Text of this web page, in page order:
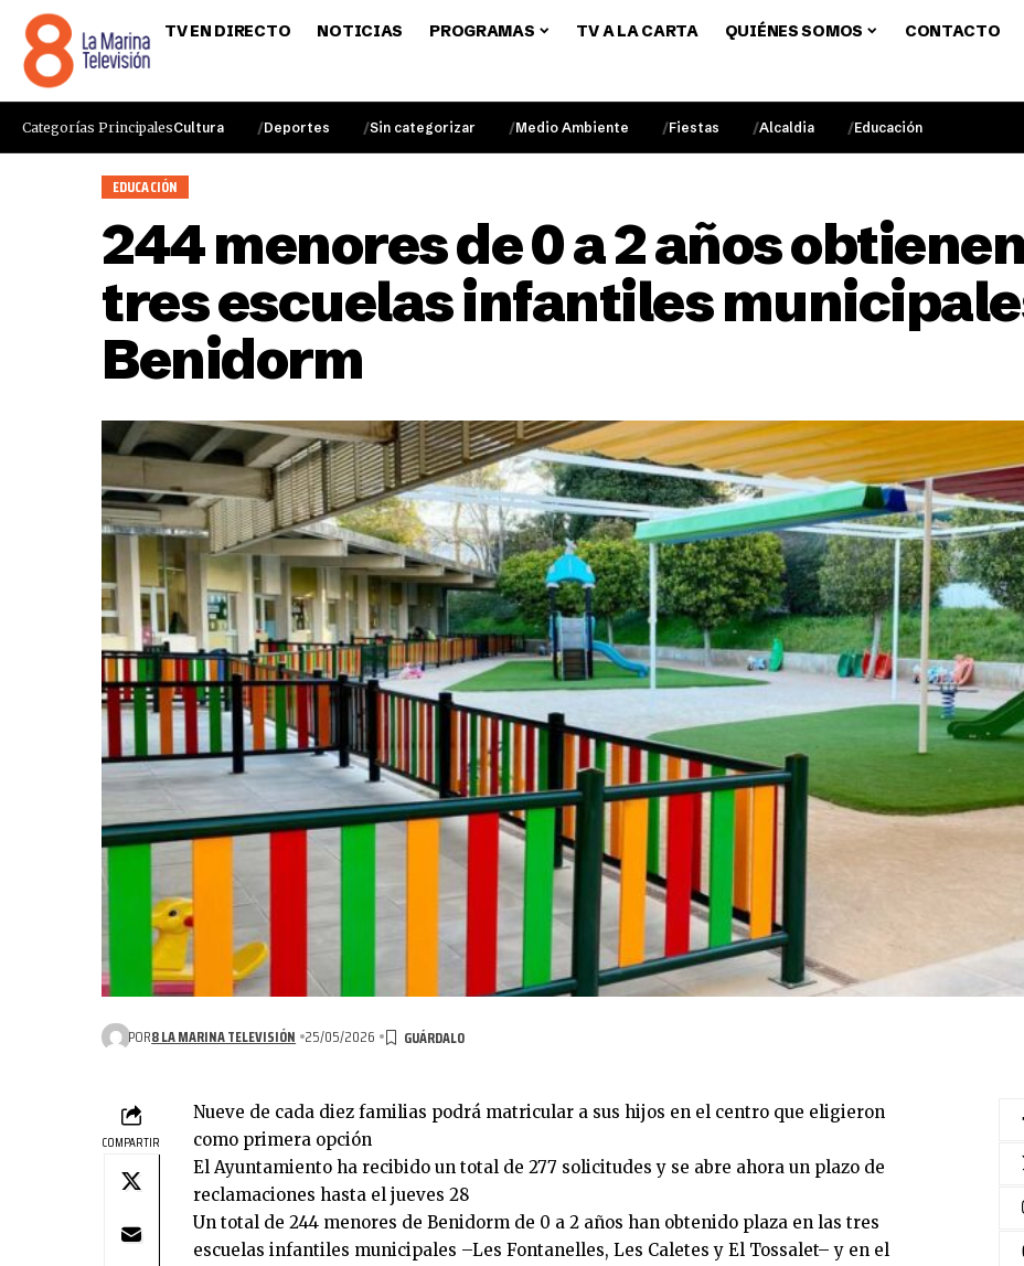
TV EN DIRECTO NOTICIAS PROGRAMAS TV A LA CARTA QUIÉNES SOMOS CONTACTO
Categorías PrincipalesCultura Deportes Sin categorizar Medio Ambiente Fiestas Alcaldia Educación
EDUCACIÓN
244 menores de 0 a 2 años
tres escuelas infantiles
Benidorm
POR8 LA MARINA TELEVISIÓN 25/05/2026
COMPARTIR
Nueve de cada diez familias podrá matricular a sus hijos en el centro que eligieron
como primera opción
El Ayuntamiento ha recibido un total de 277 solicitudes y se abre ahora un plazo de
reclamaciones hasta el jueves 28
Un total de 244 menores de Benidorm de 0 a 2 años han obtenido plaza en las tres
escuelas infantiles municipales –Les Fontanelles, Les Caletes y El Tossalet– y en el